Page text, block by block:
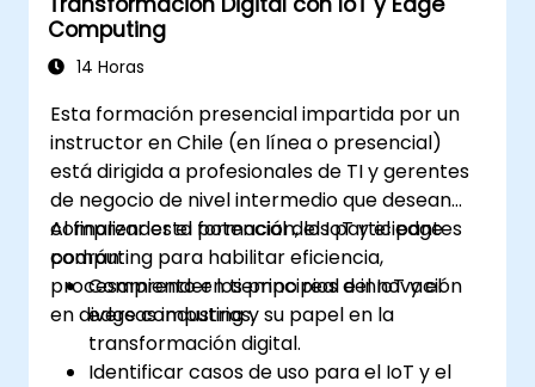
investigadores médicos a encontrar una
conexión que puede alertar a los médicos
sobre aneurismas aórticos antes de que
cotidianas, como revisar currículums para
conectar candidatos a empleos con gerentes
de contratación.
Computing
14 Horas
Esta formación presencial impartida por un
instructor en Chile (en línea o presencial)
está dirigida a profesionales de TI y gerentes
de negocio de nivel intermedio que desean
comprender el potencial del IoT y el edge
computing para habilitar eficiencia,
procesamiento en tiempo real e innovación
en diversas industrias.
Al finalizar esta formación, los participantes
podrán:
Comprender los principios del IoT y el
edge computing y su papel en la
transformación digital.
Identificar casos de uso para el IoT y el